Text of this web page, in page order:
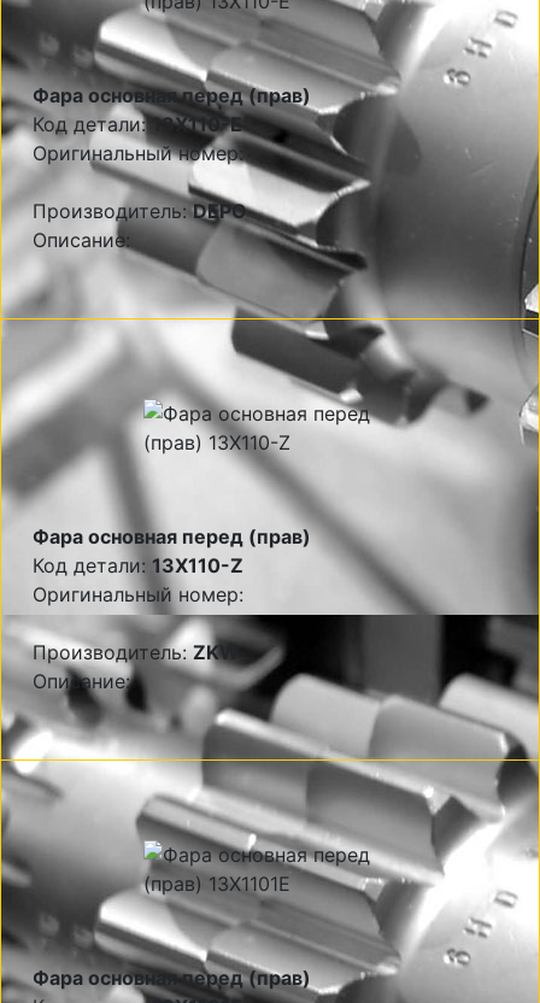
Фара основная перед (прав)
Код детали: 13X110-E
Оригинальный номер:
Производитель:DEPO
Описание:
Фара основная перед (прав)
Код детали: 13X110-Z
Оригинальный номер:
Производитель:ZKW
Описание:
Фара основная перед (прав)